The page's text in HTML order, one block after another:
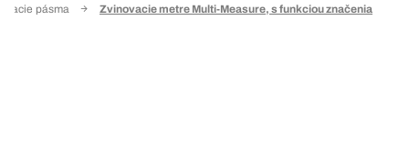
pásma Zvinovacie metre Multi-Measure, s funkciou značenia